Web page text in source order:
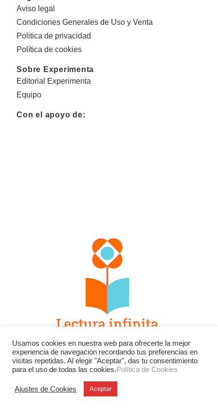
Aviso legal
Condiciones Generales de Uso y Venta
Politica de privacidad
Política de cookies
Sobre Experimenta
Editorial Experimenta
Equipo
Con el apoyo de:
Facebook Twitter
Instagram
LinkedIn
Usamos cookies en nuestra web para ofrecerte la mejor
experiencia de navegación recordando tus preferencias en
visitas repetidas. Al elegir "Aceptar", das tu consentimiento
para el uso de todas las cookies.Política de Cookies
Ajustes de Cookies Aceptar